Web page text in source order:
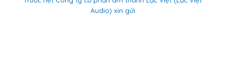
Audio) xin gửi